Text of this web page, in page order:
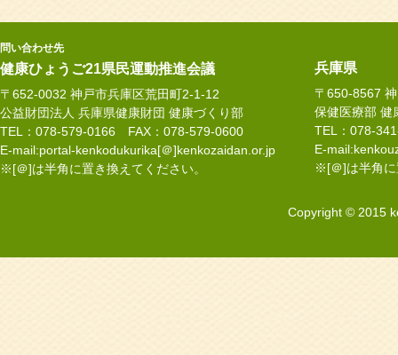
問い合わせ先
健康ひょうご21県民運動推進会議
〒652-0032 神戸市兵庫区荒田町2-1-12
公益財団法人 兵庫県健康財団 健康づくり部
TEL：078-579-0166 FAX：078-579-0600
E-mail:portal-kenkodukurika[＠]kenkozaidan.or.jp
※[＠]は半角に置き換えてください。
兵庫県
〒650-8567
保健医療部 健
TEL：078-
E-
※[＠]は半角に
Copyright © 2015